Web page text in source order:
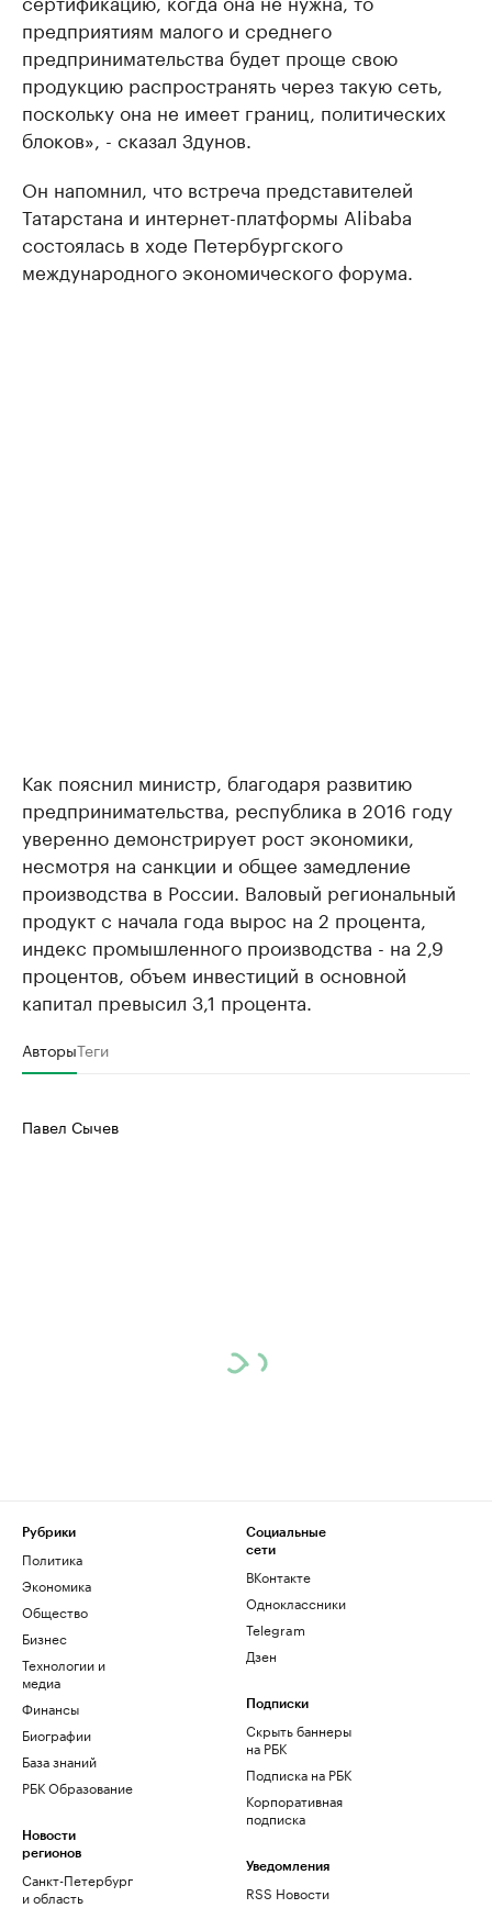
предприятиям малого и среднего
предпринимательства будет проще свою
продукцию распространять через такую сеть,
поскольку она не имеет границ, политических
блоков», - сказал Здунов.
Он напомнил, что встреча представителей
Татарстана и интернет-платформы Alibaba
состоялась в ходе Петербургского
международного экономического форума.
Как пояснил министр, благодаря развитию
предпринимательства, республика в 2016 году
уверенно демонстрирует рост экономики,
несмотря на санкции и общее замедление
производства в России. Валовый региональный
продукт с начала года вырос на 2 процента,
индекс промышленного производства - на 2,9
процентов, объем инвестиций в основной
капитал превысил 3,1 процента.
АвторыТеги
Павел Сычев
Рубрики
Политика
Экономика
Общество
Бизнес
Технологии и
медиа
Финансы
Биографии
База знаний
РБК Образование
Новости
регионов
Санкт-Петербург
и область
Социальные
сети
ВКонтакте
Одноклассники
Telegram
Дзен
Подписки
Скрыть баннеры
на РБК
Подписка на РБК
Корпоративная
подписка
Уведомления
RSS Новости